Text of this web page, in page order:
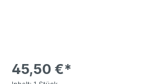
45,50 €*